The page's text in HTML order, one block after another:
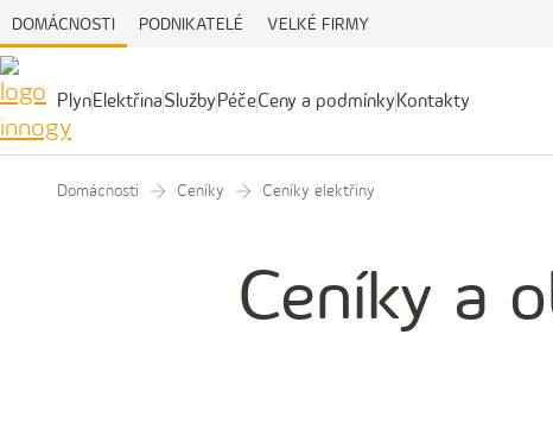
DOMÁCNOSTI PODNIKATELÉ VELKÉ FIRMY
Plyn
PlynElektřina
ElektřinaSlužby
Služby Péče
PéčeCeny a podmínky
Ceny
podmínky
Kontakty
Kontakty
Domácnosti Ceníky Ceníky elektřiny
Ceníky a